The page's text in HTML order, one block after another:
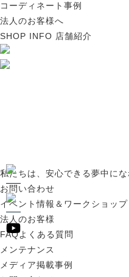
コーディネート事例
法人のお客様へ
SHOP INFO 店舗紹介
私たちは、安心できる夢中に
お問い合わせ
イベント情報＆ワークショップ
法人のお客様
FAQよくある質問
メンテナンス
メディア掲載事例